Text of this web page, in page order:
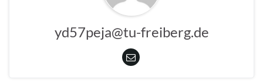
yd57peja@tu-freiberg.de